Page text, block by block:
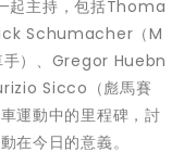
起主持，包括Thoma
Schumacher（M
）、Gregor Huebn
Sicco（彪馬賽
運動中的里程碑，討
在今日的意義。